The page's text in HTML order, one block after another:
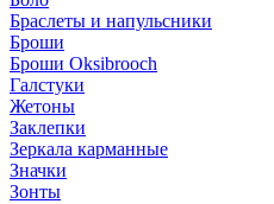
Браслеты и напульсники
Броши
Броши Oksibrooch
Галстуки
Жетоны
Заклепки
Зеркала карманные
Значки
Зонты